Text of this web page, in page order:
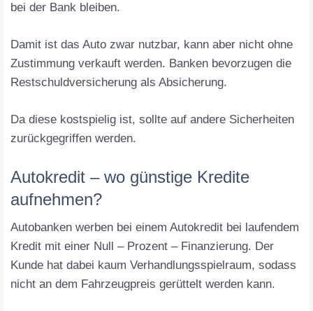
bei der Bank bleiben.
Damit ist das Auto zwar nutzbar, kann aber nicht ohne
Zustimmung verkauft werden. Banken bevorzugen die
Restschuldversicherung als Absicherung.
Da diese kostspielig ist, sollte auf andere Sicherheiten
zurückgegriffen werden.
Autokredit – wo günstige Kredite
aufnehmen?
Autobanken werben bei einem Autokredit bei laufendem
Kredit mit einer Null – Prozent – Finanzierung. Der
Kunde hat dabei kaum Verhandlungsspielraum, sodass
nicht an dem Fahrzeugpreis gerüttelt werden kann.